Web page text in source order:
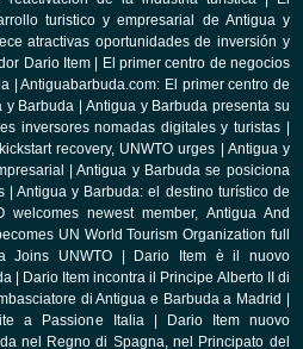
turistico y empresarial de Antigua y
atractivas oportunidades de inversión y
Dario Item
El primer centro de negocios
|Antiguabarbuda.com: El primer centro de
y Barbuda
Antigua y Barbuda presenta su
inversores nomadas digitales y turistas
recovery, UNWTO urges
Antigua y
|Antigua y Barbuda se posiciona
|Antigua y Barbuda: el destino turístico de
welcomes newest member, Antigua And
UN World Tourism Organization full
Joins UNWTO
Dario Item è il nuovo
|
Dario Item incontra il Principe Alberto II di
di Antigua e Barbuda a Madrid
a Passione Italia|
Dario Item nuovo
nel Regno di Spagna, nel Principato del